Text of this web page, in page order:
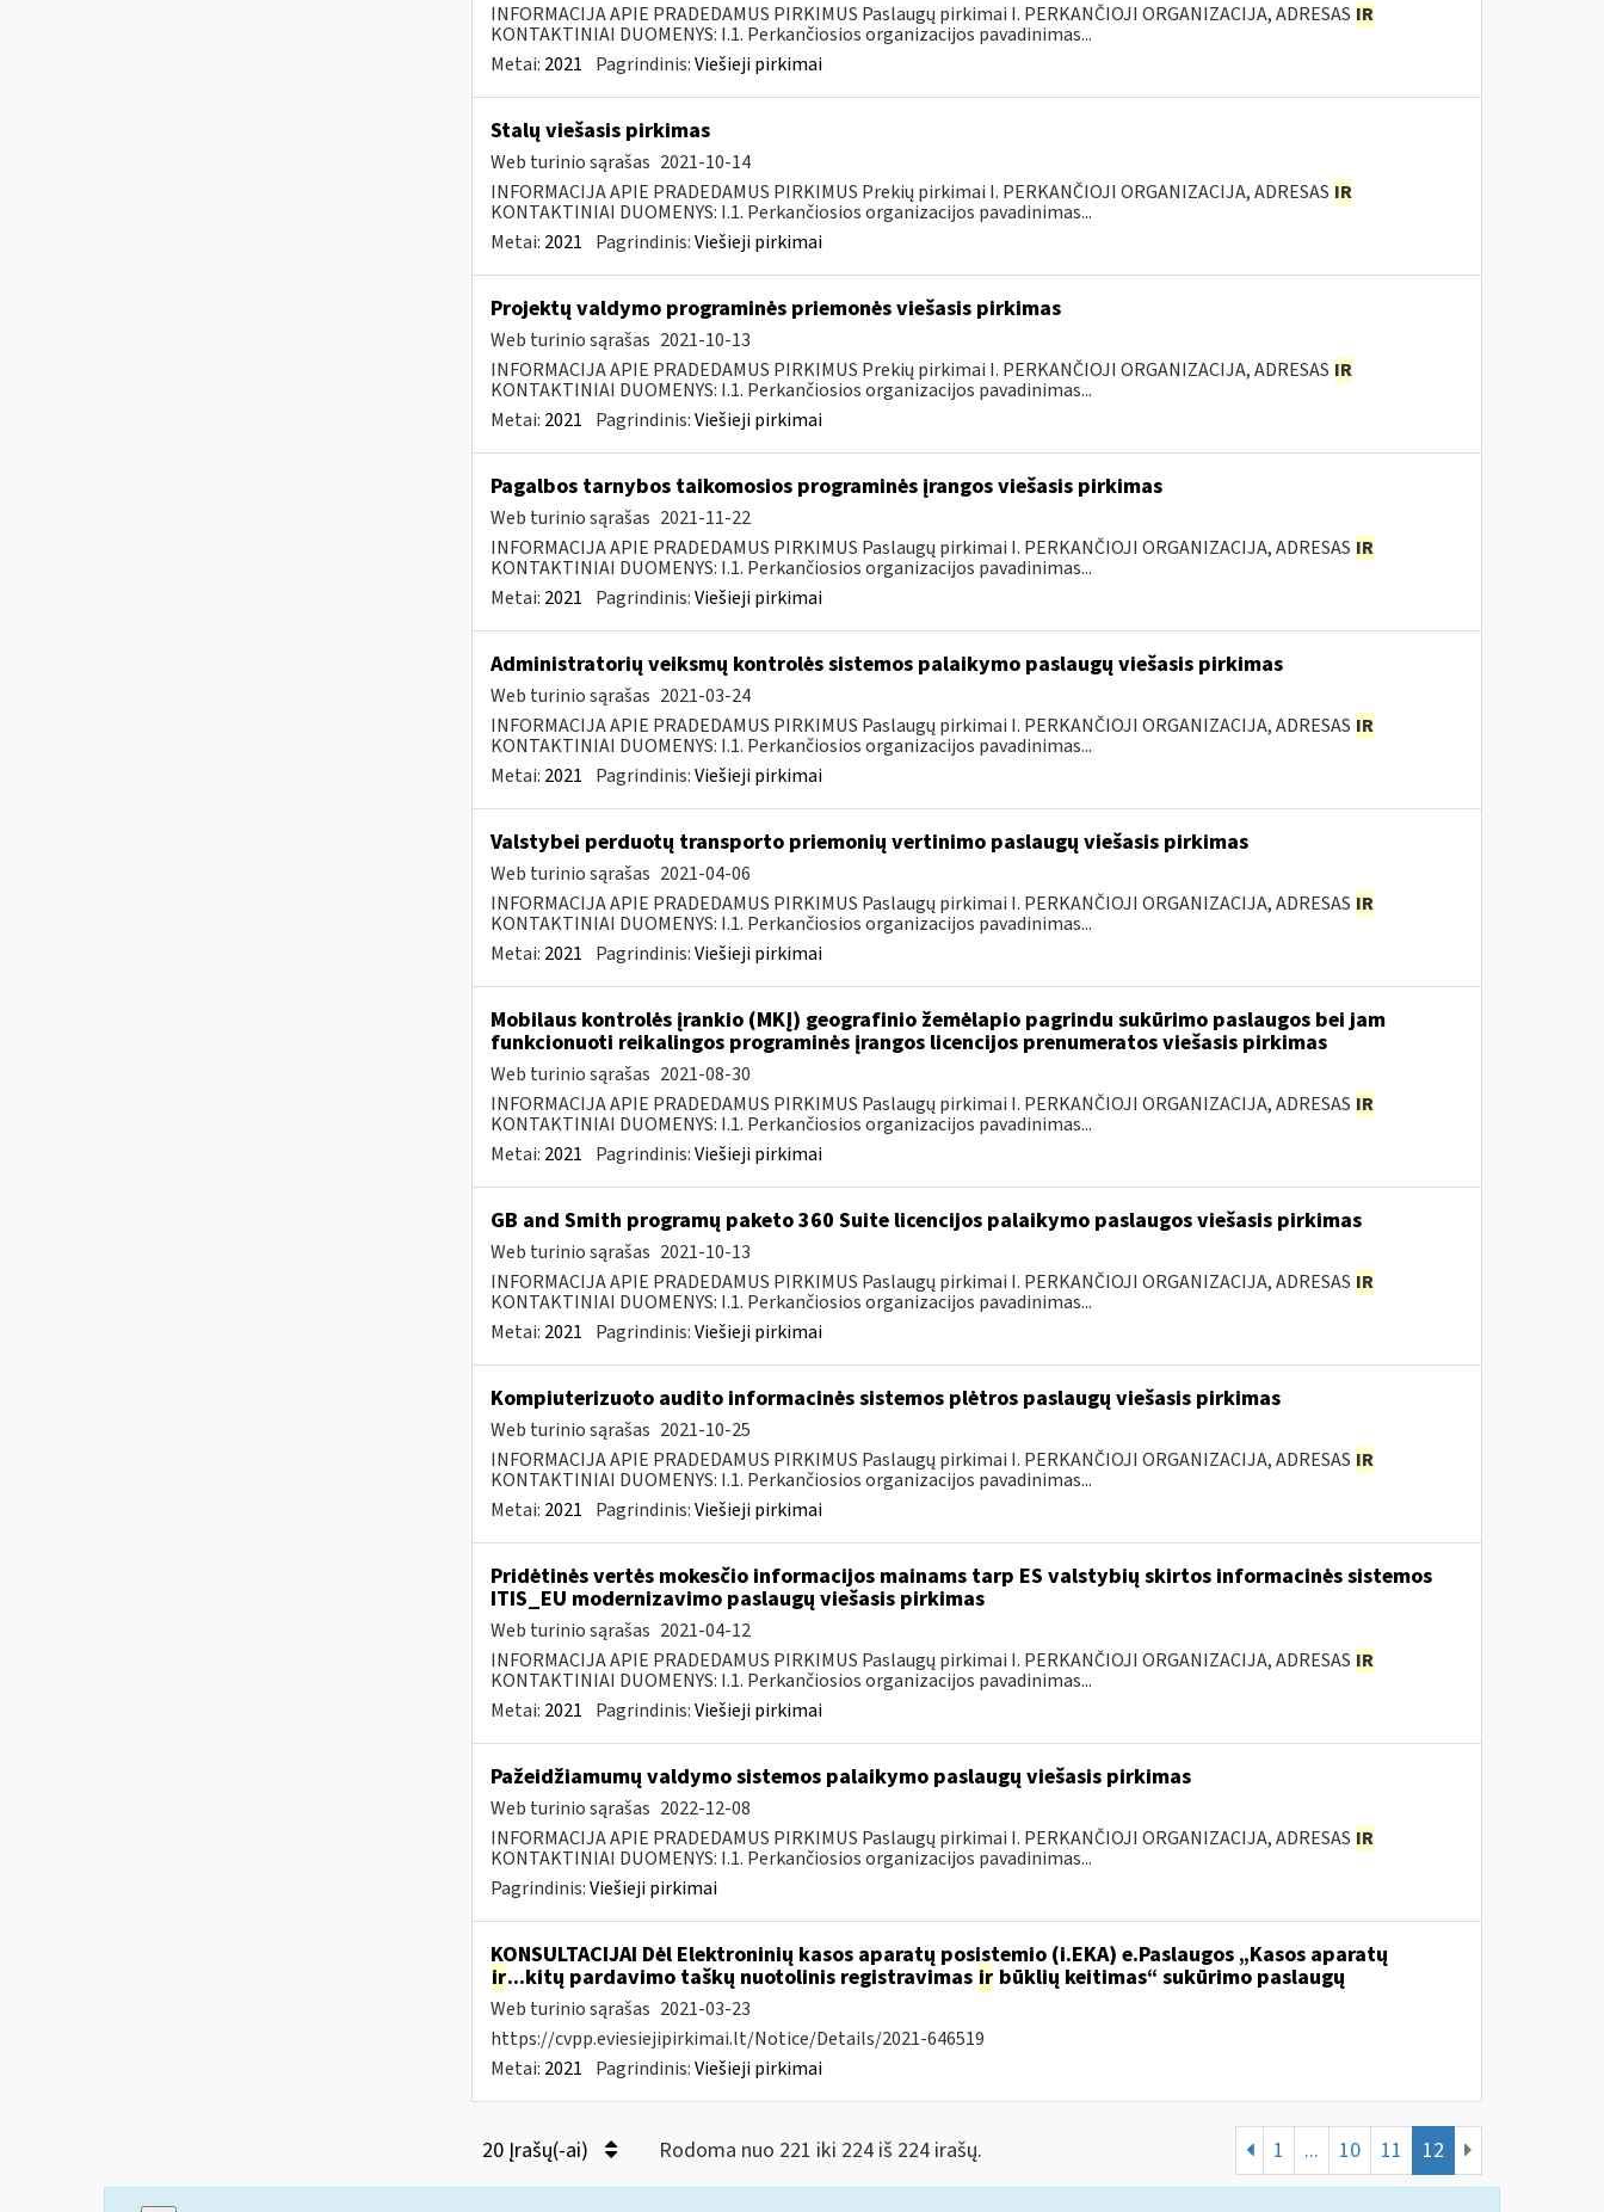
INFORMACIJA APIE PRADEDAMUS PIRKIMUS Paslaugų pirkimai I. PERKANČIOJI ORGANIZACIJA, ADRESAS IR
KONTAKTINIAI DUOMENYS: I.1. Perkančiosios organizacijos pavadinimas...
Metai: 2021 Pagrindinis:Viešieji pirkimai
Stalų viešasis pirkimas
Web turinio sąrašas 2021-10-14
INFORMACIJA APIE PRADEDAMUS PIRKIMUS Prekių pirkimai I. PERKANČIOJI ORGANIZACIJA, ADRESAS IR
KONTAKTINIAI DUOMENYS: I.1. Perkančiosios organizacijos pavadinimas...
Metai: 2021 Pagrindinis:Viešieji pirkimai
Projektų valdymo programinės priemonės viešasis pirkimas
Web turinio sąrašas 2021-10-13
INFORMACIJA APIE PRADEDAMUS PIRKIMUS Prekių pirkimai I. PERKANČIOJI ORGANIZACIJA, ADRESAS IR
KONTAKTINIAI DUOMENYS: I.1. Perkančiosios organizacijos pavadinimas...
Metai: 2021 Pagrindinis:Viešieji pirkimai
Pagalbos tarnybos taikomosios programinės įrangos viešasis pirkimas
Web turinio sąrašas 2021-11-22
INFORMACIJA APIE PRADEDAMUS PIRKIMUS Paslaugų pirkimai I. PERKANČIOJI ORGANIZACIJA, ADRESAS IR
KONTAKTINIAI DUOMENYS: I.1. Perkančiosios organizacijos pavadinimas...
Metai: 2021 Pagrindinis:Viešieji pirkimai
Administratorių veiksmų kontrolės sistemos palaikymo paslaugų viešasis pirkimas
Web turinio sąrašas 2021-03-24
INFORMACIJA APIE PRADEDAMUS PIRKIMUS Paslaugų pirkimai I. PERKANČIOJI ORGANIZACIJA, ADRESAS IR
KONTAKTINIAI DUOMENYS: I.1. Perkančiosios organizacijos pavadinimas...
Metai: 2021 Pagrindinis:Viešieji pirkimai
Valstybei perduotų transporto priemonių vertinimo paslaugų viešasis pirkimas
Web turinio sąrašas 2021-04-06
INFORMACIJA APIE PRADEDAMUS PIRKIMUS Paslaugų pirkimai I. PERKANČIOJI ORGANIZACIJA, ADRESAS IR
KONTAKTINIAI DUOMENYS: I.1. Perkančiosios organizacijos pavadinimas...
Metai: 2021 Pagrindinis:Viešieji pirkimai
Mobilaus kontrolės įrankio (MKĮ) geografinio žemėlapio pagrindu sukūrimo paslaugos bei jam
funkcionuoti reikalingos programinės įrangos licencijos prenumeratos viešasis pirkimas
Web turinio sąrašas 2021-08-30
INFORMACIJA APIE PRADEDAMUS PIRKIMUS Paslaugų pirkimai I. PERKANČIOJI ORGANIZACIJA, ADRESAS IR
KONTAKTINIAI DUOMENYS: I.1. Perkančiosios organizacijos pavadinimas...
Metai: 2021 Pagrindinis:Viešieji pirkimai
GB and Smith programų paketo 360 Suite licencijos palaikymo paslaugos viešasis pirkimas
Web turinio sąrašas 2021-10-13
INFORMACIJA APIE PRADEDAMUS PIRKIMUS Paslaugų pirkimai I. PERKANČIOJI ORGANIZACIJA, ADRESAS IR
KONTAKTINIAI DUOMENYS: I.1. Perkančiosios organizacijos pavadinimas...
Metai: 2021 Pagrindinis:Viešieji pirkimai
Kompiuterizuoto audito informacinės sistemos plėtros paslaugų viešasis pirkimas
Web turinio sąrašas 2021-10-25
INFORMACIJA APIE PRADEDAMUS PIRKIMUS Paslaugų pirkimai I. PERKANČIOJI ORGANIZACIJA, ADRESAS IR
KONTAKTINIAI DUOMENYS: I.1. Perkančiosios organizacijos pavadinimas...
Metai: 2021 Pagrindinis:Viešieji pirkimai
Pridėtinės vertės mokesčio informacijos mainams tarp ES valstybių skirtos informacinės sistemos
ITIS_EU modernizavimo paslaugų viešasis pirkimas
Web turinio sąrašas 2021-04-12
INFORMACIJA APIE PRADEDAMUS PIRKIMUS Paslaugų pirkimai I. PERKANČIOJI ORGANIZACIJA, ADRESAS IR
KONTAKTINIAI DUOMENYS: I.1. Perkančiosios organizacijos pavadinimas...
Metai: 2021 Pagrindinis:Viešieji pirkimai
Pažeidžiamumų valdymo sistemos palaikymo paslaugų viešasis pirkimas
Web turinio sąrašas 2022-12-08
INFORMACIJA APIE PRADEDAMUS PIRKIMUS Paslaugų pirkimai I. PERKANČIOJI ORGANIZACIJA, ADRESAS IR
KONTAKTINIAI DUOMENYS: I.1. Perkančiosios organizacijos pavadinimas...
Pagrindinis:Viešieji pirkimai
KONSULTACIJAI Dėl Elektroninių kasos aparatų posistemio (i.EKA) e.Paslaugos „Kasos aparatų
ir...kitų pardavimo taškų nuotolinis registravimas irbūklių keitimas“ sukūrimo paslaugų
Web turinio sąrašas 2021-03-23
https://cvpp.eviesiejipirkimai.lt/Notice/Details/2021-646519
Metai: 2021 Pagrindinis:Viešieji pirkimai
20 Įrašų(-ai) Rodoma nuo 221 iki 224 iš 224 irašų. 1 ... 10 11 12